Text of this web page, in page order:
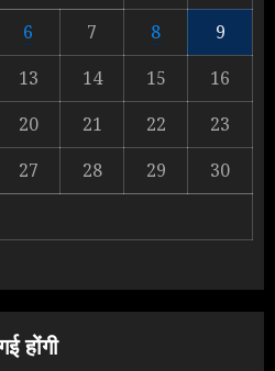
Government ने विज्ञापनों पर
करोड़ों, टूट गया मोदी का रिकॉर्ड !
Gandhi के तीखे वार से बार-बार
6 7 8
9
13 14 15
16
20 21 22
23
27 28 29
30
होंगी